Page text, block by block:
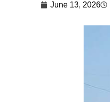
June 13, 2026